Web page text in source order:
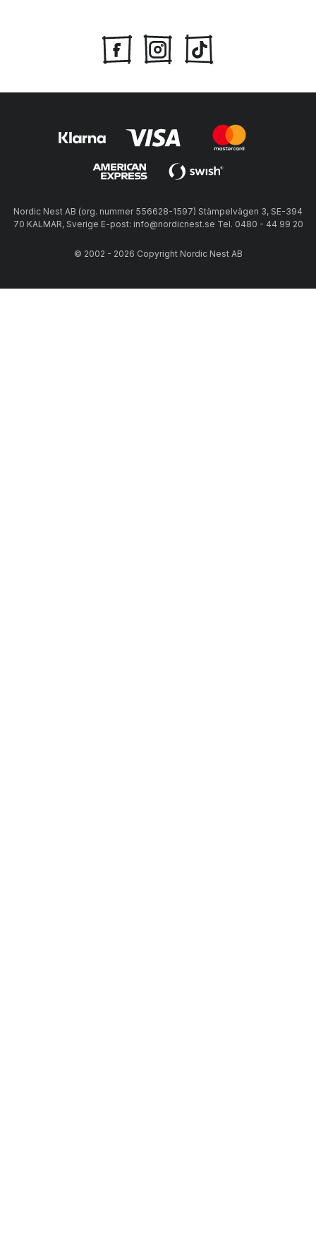
Nordic Nest AB (org. nummer 556628-1597) Stämpelvägen 3, SE-394
70 KALMAR, Sverige E-post: info@nordicnest.se Tel. 0480 - 44 99 20
© 2002 - 2026 Copyright Nordic Nest AB